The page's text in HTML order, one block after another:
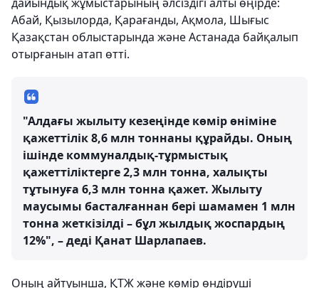
Абай, Қызылорда, Қарағанды, Ақмола, Шығыс
Қазақстан облыстарында және Астанада байқалып
отырғанын атап өтті.
"Алдағы жылыту кезеңінде көмір өніміне
қажеттілік 8,6 млн тоннаны құрайды. Оның
ішінде коммуналдық-тұрмыстық
қажеттіліктерге 2,3 млн тонна, халықты
тұтынуға 6,3 млн тонна қажет. Жылыту
маусымы басталғаннан бері шамамен 1 млн
тонна жеткізілді – бұл жылдық жоспардың
12%", – деді Қанат Шарлапаев.
Оның айтуынша, ҚТЖ және көмір өндіруші